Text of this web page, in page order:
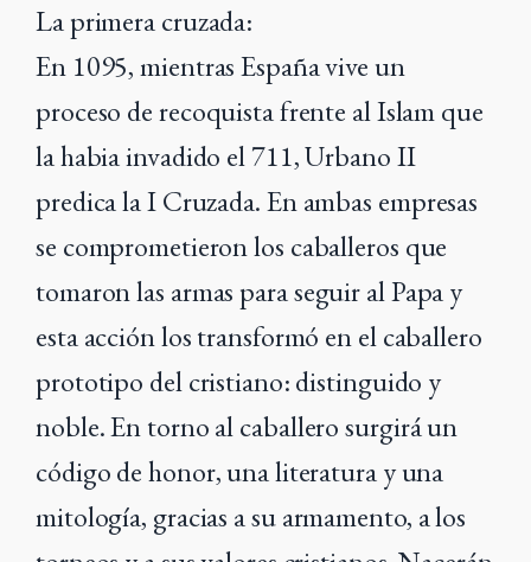
La primera cruzada:
En 1095, mientras España vive un
proceso de recoquista frente al Islam que
la habia invadido el 711, Urbano II
predica la I Cruzada.En ambas empresas
se comprometieron los caballeros que
tomaron las armas paraseguir al Papa y
esta acción los transformó en el caballero
prototipo del cristiano: distinguido y
noble.En torno al caballero surgirá un
código de honor, una literatura y una
mitología, gracias a su armamento, a los